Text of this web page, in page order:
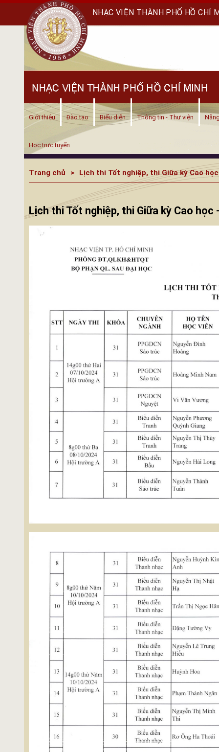
NHẠC VIỆN THÀNH PHỐ HỒ CHÍ
Giới thiệu Đào tạo Biểu diễn Thông tin - Thư viện
Học trực tuyến
Trang chủ Lịch thi Tốt nghiệp, thi Giữa kỳ Cao
Lịch thi Tốt nghiệp, thi Giữa kỳ Cao học